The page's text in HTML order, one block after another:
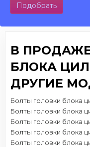
Подобрать
В
БЛОКА
ДРУГИЕ
Болты головки блока
Болты головки блока
Болты головки блока
Болты головки блока
Болты головки блока